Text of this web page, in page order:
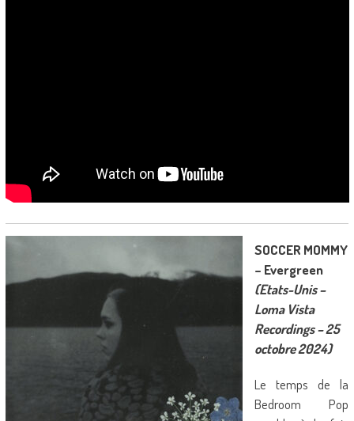
SOCCER MOMMY
– Evergreen
(Etats-Unis –
Loma Vista
Recordings – 25
octobre 2024)
Le temps de la
Bedroom Pop